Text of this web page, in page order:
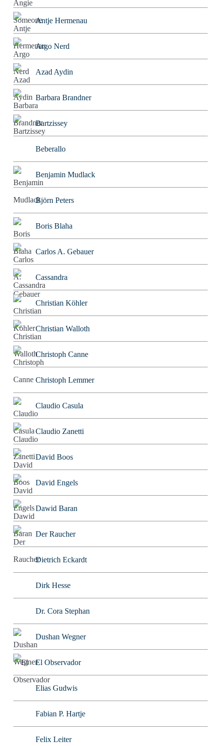
Antje Hermenau
Argo Nerd
Azad Aydin
Barbara Brandner
Bartzissey
Beberallo
Benjamin Mudlack
Björn Peters
Boris Blaha
Carlos A. Gebauer
Cassandra
Christian Köhler
Christian Walloth
Christoph Canne
Christoph Lemmer
Claudio Casula
Claudio Zanetti
David Boos
David Engels
Dawid Baran
Der Raucher
Dietrich Eckardt
Dirk Hesse
Dr. Cora Stephan
Dushan Wegner
El Observador
Elias Gudwis
Fabian P. Hartje
Felix Leiter